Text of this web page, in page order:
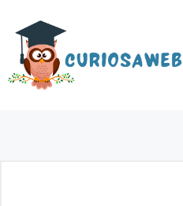
contenido